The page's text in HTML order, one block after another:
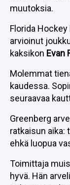
muutoksia.
Florida Hockey
arvioinut
kaksikon Evan
Molemmat
kaudessa.
seuraavaa
Greenberg
ratkaisun aika:
ehkä luopua
Toimittaja
hyvä. Hän